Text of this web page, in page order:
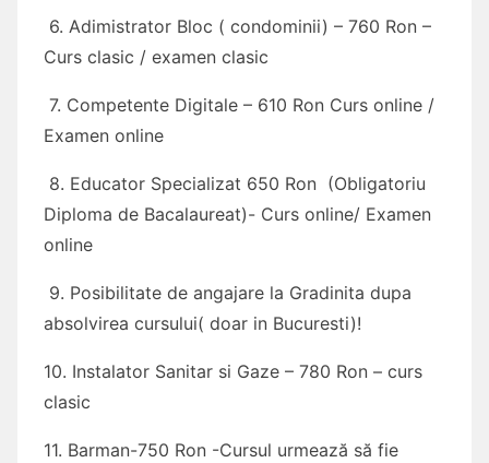
6. Adimistrator Bloc ( condominii) – 760 Ron –
Curs clasic / examen clasic
7. Competente Digitale – 610 Ron Curs online /
Examen online
8. Educator Specializat 650 Ron (Obligatoriu
Diploma de Bacalaureat)- Curs online/ Examen
online
9. Posibilitate de angajare la Gradinita dupa
absolvirea cursului( doar in Bucuresti)!
10. Instalator Sanitar si Gaze – 780 Ron – curs
clasic
11. Barman-750 Ron -Cursul urmează să fie